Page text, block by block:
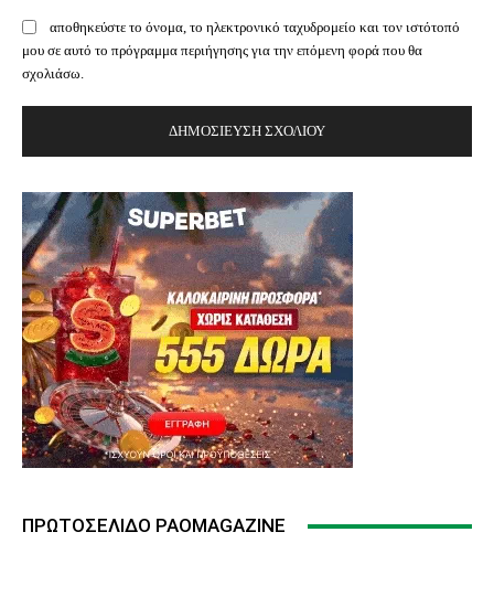
αποθηκεύστε το όνομα, το ηλεκτρονικό ταχυδρομείο και τον ιστότοπό
μου σε αυτό το πρόγραμμα περιήγησης για την επόμενη φορά που θα
σχολιάσω.
ΠΡΩΤΟΣΈΛΙΔΟ PAOMAGAZINE